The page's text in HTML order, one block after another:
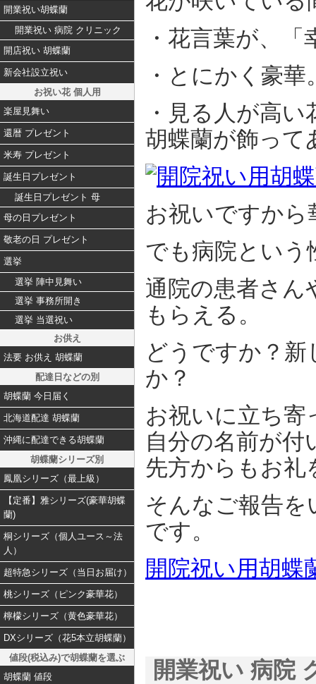
開業祝い胡蝶蘭
開業祝い 病院 クリニック
開店祝い 胡蝶蘭
新会社設立祝い
お祝い花 個人用
楽屋見舞い
還暦 プレゼント
米寿 プレゼント
誕生日プレゼント
誕生日プレゼント 母
母の日プレゼント
敬老の日 プレゼント
選挙
選挙 陣中見舞い
選挙 事務所開き
選挙 当選祝い
お供え
法要 お供え 胡蝶蘭
配達日などの別
胡蝶蘭 今日届く
北海道配達 胡蝶蘭
沖縄に配達できる胡蝶蘭
胡蝶蘭シリーズ別
鳳凰シリーズ（最上級）
【定番】雅シリーズ(豪華胡蝶
蘭)
桐シリーズ（個人ユース～法
人）
超特急シリーズ（当日お届け）
桃シリーズ（ピンク豪華花）
檸檬シリーズ（黄色豪華花）
DXシリーズ（花5本立胡蝶蘭）
値段(税込み)で胡蝶蘭を選ぶ
胡蝶蘭 値段
・花言葉が、
・とにかく豪華
・見る人が高
胡蝶蘭が飾って
お祝いですか
でも病院という
通院の患者さん
もらえる。
どうですか？
か？
お祝いに立ち寄
自分の名前が付
先方からもお
そんなご報告
です。
開院祝い用胡蝶
開業祝い 病院